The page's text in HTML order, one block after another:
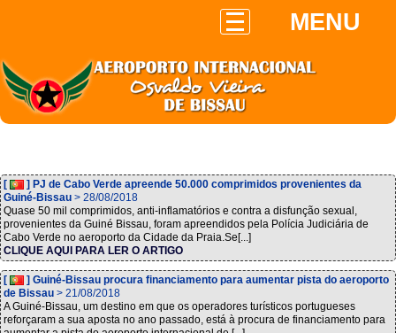
MENU
[
] PJ de Cabo Verde apreende 50.000 comprimidos provenientes da
Guiné-Bissau > 28/08/2018
Quase 50 mil comprimidos, anti-inflamatórios e contra a disfunção sexual,
provenientes da Guiné Bissau, foram apreendidos pela Polícia Judiciária de
Cabo Verde no aeroporto da Cidade da Praia.Se[...]
CLIQUE AQUI PARA LER O ARTIGO
[
] Guiné-Bissau procura financiamento para aumentar pista do aeroporto
de Bissau > 21/08/2018
A Guiné-Bissau, um destino em que os operadores turísticos portugueses
reforçaram a sua aposta no ano passado, está à procura de financiamento para